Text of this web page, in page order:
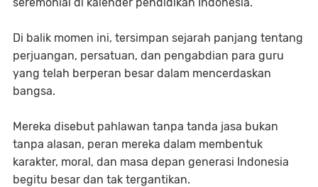
Di balik momen ini, tersimpan sejarah panjang tentang
perjuangan, persatuan, dan pengabdian para guru
yang telah berperan besar dalam mencerdaskan
bangsa.
Mereka disebut pahlawan tanpa tanda jasa bukan
tanpa alasan, peran mereka dalam membentuk
karakter, moral, dan masa depan generasi Indonesia
begitu besar dan tak tergantikan.